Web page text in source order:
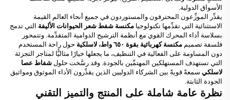
الأسواق الدولية.
يقدِّر الموزِّعون المحترفون والمستوردون في جميع أنحاء العالم القيمة
الاستثنائية التي تقدِّمها تكنولوجيا مكنسة شفط شعر الحيوانات الأليفة التي تدمج
بسلاسة أداء المحرك القوي مع أنظمة الترشيح الدوامية المتقدِّمة. وتتمحور
فلسفة تصميم مكنسة كهربائية بقوة ٦٥٠ واط، لاسلكية
حول راحة المستخدم
دون المساومة على الفعالية في التنظيف، ما يجعلها خيارًا مثاليًّا لمتاجر التجزئة
التي تستهدف المستهلكين المهتمِّين بالجودة. وقد رسَّخت حلول شفاط عصا
لاسلكي سمعةً قويةً بين الشركاء الدوليين الذين يقدِّرون الأداء الموثوق ومواثيق
الجودة الثابتة.
نظرة عامة شاملة على المنتج والتميز التقني